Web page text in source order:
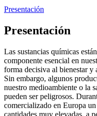
Presentación
Presentación
Las sustancias químicas
componente esencial en
forma decisiva al bienestar y
Sin embargo, algunos
nuestro medioambiente o la
pueden ser peligrosos.
comercializado en Europa
cantidades muy elevadas, a